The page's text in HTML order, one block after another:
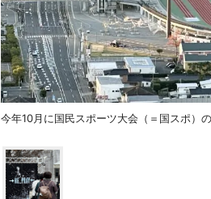
今年10月に国民スポーツ大会（＝国スポ）